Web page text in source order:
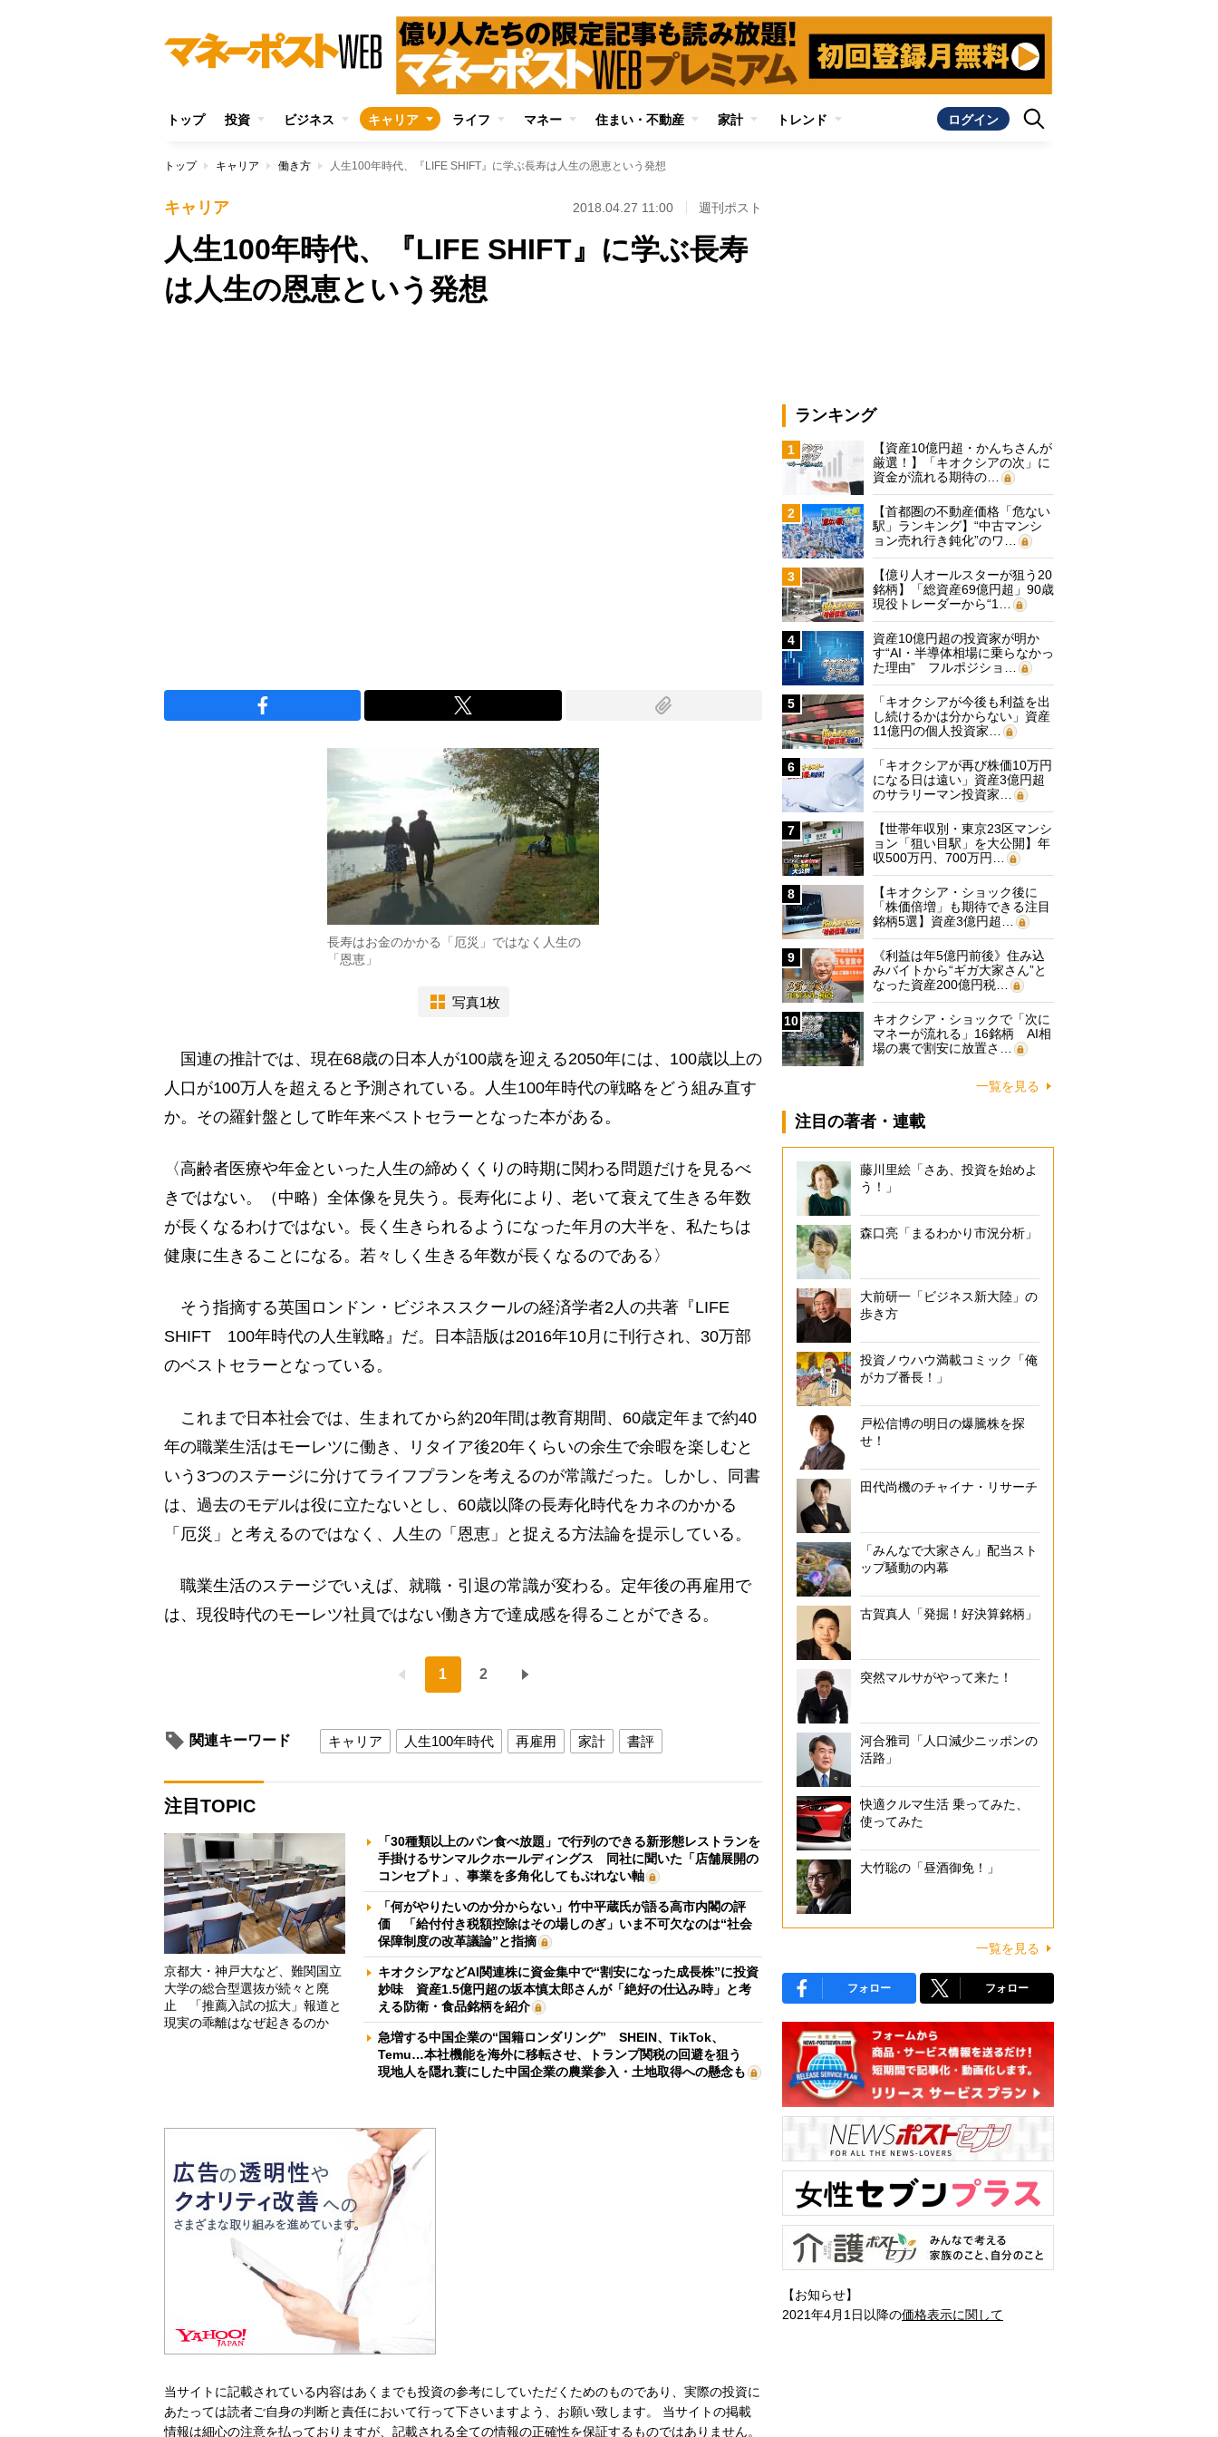
トップ 投資 ビジネス キャリア ライフ マネー 住まい・不動産 家計 トレンド ログイン
トップ キャリア 働き方 人生100年時代、『LIFE SHIFT』に学ぶ長寿は人生の恩恵という発想
キャリア 2018.04.27 11:00 週刊ポスト
人生100年時代、『LIFE SHIFT』に学ぶ長寿
は人生の恩恵という発想
長寿はお金のかかる「厄災」ではなく人生の
「恩恵」
写真1枚
国連の推計では、現在68歳の日本人が100歳を迎える2050年には、100歳以上の
人口が100万人を超えると予測されている。人生100年時代の戦略をどう組み直す
か。その羅針盤として昨年来ベストセラーとなった本がある。
〈高齢者医療や年金といった人生の締めくくりの時期に関わる問題だけを見るべ
きではない。（中略）全体像を見失う。長寿化により、老いて衰えて生きる年数
が長くなるわけではない。長く生きられるようになった年月の大半を、私たちは
健康に生きることになる。若々しく生きる年数が長くなるのである〉
そう指摘する英国ロンドン・ビジネススクールの経済学者2人の共著『LIFE
SHIFT 100年時代の人生戦略』だ。日本語版は2016年10月に刊行され、30万部
のベストセラーとなっている。
これまで日本社会では、生まれてから約20年間は教育期間、60歳定年まで約40
年の職業生活はモーレツに働き、リタイア後20年くらいの余生で余暇を楽しむと
いう3つのステージに分けてライフプランを考えるのが常識だった。しかし、同書
は、過去のモデルは役に立たないとし、60歳以降の長寿化時代をカネのかかる
「厄災」と考えるのではなく、人生の「恩恵」と捉える方法論を提示している。
職業生活のステージでいえば、就職・引退の常識が変わる。定年後の再雇用で
は、現役時代のモーレツ社員ではない働き方で達成感を得ることができる。
1 2
関連キーワード キャリア 人生100年時代 再雇用 家計 書評
注目TOPIC
京都大・神戸大など、難関国立
大学の総合型選抜が続々と廃
止 「推薦入試の拡大」報道と
現実の乖離はなぜ起きるのか
「30種類以上のパン食べ放題」で行列のできる新形態レストランを
手掛けるサンマルクホールディングス 同社に聞いた「店舗展開の
コンセプト」、事業を多角化してもぶれない軸
「何がやりたいのか分からない」竹中平蔵氏が語る高市内閣の評
価 「給付付き税額控除はその場しのぎ」いま不可欠なのは“社会
保障制度の改革議論”と指摘
キオクシアなどAI関連株に資金集中で“割安になった成長株”に投資
妙味 資産1.5億円超の坂本慎太郎さんが「絶好の仕込み時」と考
える防衛・食品銘柄を紹介
急増する中国企業の“国籍ロンダリング” SHEIN、TikTok、
Temu…本社機能を海外に移転させ、トランプ関税の回避を狙う
現地人を隠れ蓑にした中国企業の農業参入・土地取得への懸念も
当サイトに記載されている内容はあくまでも投資の参考にしていただくためのものであり、実際の投資に
あたっては読者ご自身の判断と責任において行って下さいますよう、お願い致します。 当サイトの掲載
情報は細心の注意を払っておりますが、記載される全ての情報の正確性を保証するものではありません。
ランキング
1
【資産10億円超・かんちさんが
厳選！】「キオクシアの次」に
資金が流れる期待の…
2
【首都圏の不動産価格「危ない
駅」ランキング】“中古マンシ
ョン売れ行き鈍化”のワ…
3
【億り人オールスターが狙う20
銘柄】「総資産69億円超」90歳
現役トレーダーから“1…
4
資産10億円超の投資家が明か
す“AI・半導体相場に乗らなかっ
た理由” フルポジショ…
5
「キオクシアが今後も利益を出
し続けるかは分からない」資産
11億円の個人投資家…
6
「キオクシアが再び株価10万円
になる日は遠い」資産3億円超
のサラリーマン投資家…
7
【世帯年収別・東京23区マンシ
ョン「狙い目駅」を大公開】年
収500万円、700万円…
8
【キオクシア・ショック後に
「株価倍増」も期待できる注目
銘柄5選】資産3億円超…
9
《利益は年5億円前後》住み込
みバイトから“ギガ大家さん”と
なった資産200億円税…
10
キオクシア・ショックで「次に
マネーが流れる」16銘柄 AI相
場の裏で割安に放置さ…
一覧を見る
注目の著者・連載
藤川里絵「さあ、投資を始めよ
う！」
森口亮「まるわかり市況分析」
大前研一「ビジネス新大陸」の
歩き方
投資ノウハウ満載コミック「俺
がカブ番長！」
戸松信博の明日の爆騰株を探
せ！
田代尚機のチャイナ・リサーチ
「みんなで大家さん」配当スト
ップ騒動の内幕
古賀真人「発掘！好決算銘柄」
突然マルサがやって来た！
河合雅司「人口減少ニッポンの
活路」
快適クルマ生活 乗ってみた、
使ってみた
大竹聡の「昼酒御免！」
一覧を見る
フォロー フォロー
【お知らせ】
2021年4月1日以降の価格表示に関して